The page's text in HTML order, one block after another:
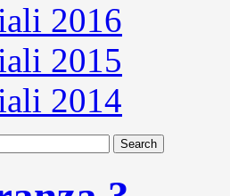
2016
2015
2014